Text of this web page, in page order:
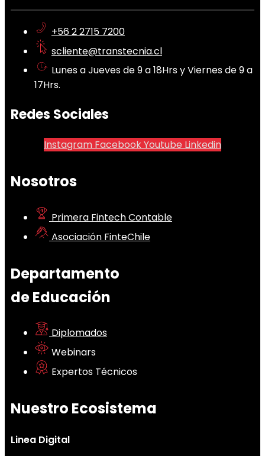
+56 2 2715 7200
scliente@transtecnia.cl
Lunes a Jueves de 9 a 18Hrs y Viernes de 9 a
17Hrs.
Redes Sociales
Instagram FacebookYoutube Linkedin
Nosotros
Primera Fintech Contable
Asociación FinteChile
Departamento
de Educación
Diplomados
Webinars
Expertos Técnicos
Nuestro Ecosistema
Linea Digital